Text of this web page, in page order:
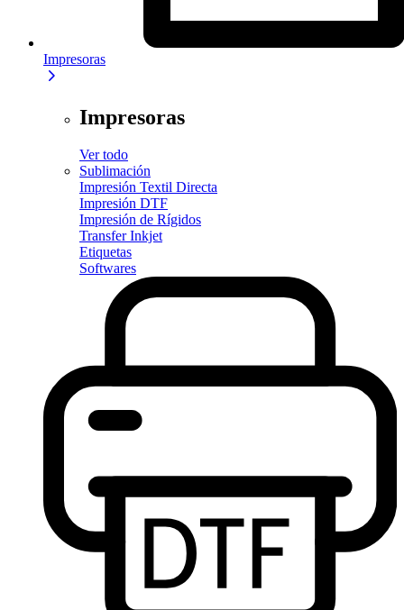
Impresoras
Impresoras
Ver todo
Sublimación
Impresión Textil Directa
Impresión DTF
Impresión de Rígidos
Transfer Inkjet
Etiquetas
Softwares